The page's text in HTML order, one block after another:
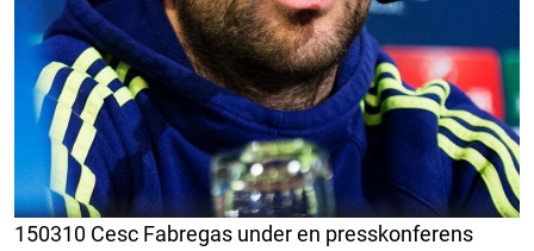
150310 Cesc Fabregas under en presskonferens